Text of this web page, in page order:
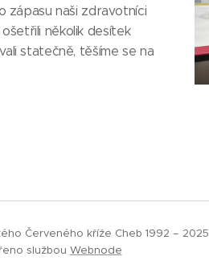
zápasu naši zdravotníci
několik desítek
statečně, těšíme se na
Červeného kříže Cheb 1992 – 2025
službou Webnode